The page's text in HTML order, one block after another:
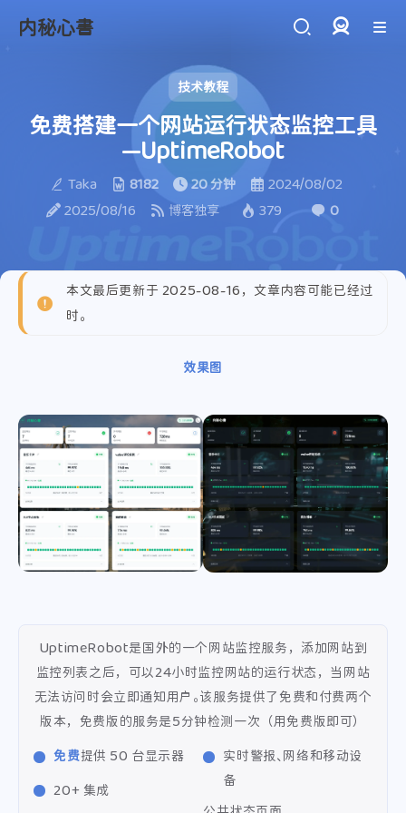
内秘心書
技术教程
免费搭建一个网站运行状态监控工具
—UptimeRobot
Taka 8182 20 分钟
2024/08/02
2025/08/16
博客独享 379 0
本文最后更新于 2025-08-16，文章内容可能已经过
时。
效果图
UptimeRobot是国外的一个网站监控服务，添加网站到
监控列表之后，可以24小时监控网站的运行状态，当网站
无法访问时会立即通知用户。该服务提供了免费和付费两个
版本，免费版的服务是5分钟检测一次（用免费版即可）
免费提供 50 台显示器
20+ 集成
实时警报、网络和移动设
备